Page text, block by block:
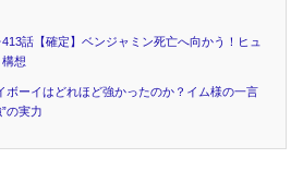
話【確定】ベンジャミン死亡へ向かう！ヒュ
想
ボーイはどれほど強かったのか？イム様の一言
の実力